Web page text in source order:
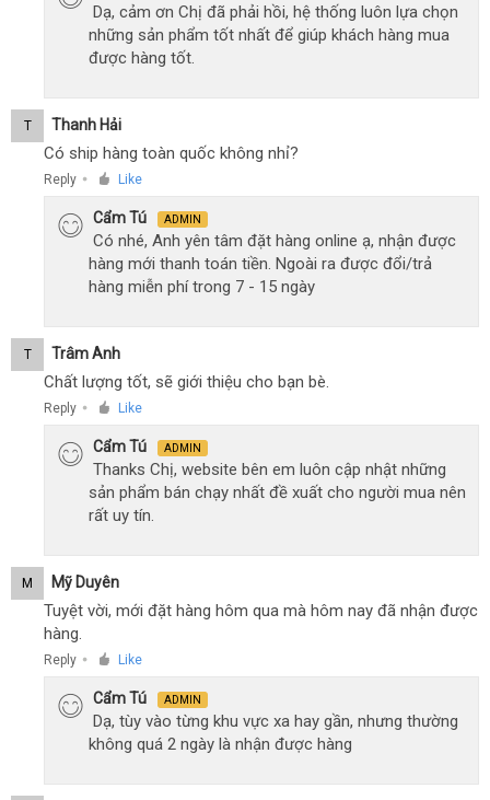
Dạ, cảm ơn Chị đã phải hồi, hệ thống luôn lựa chọn
những sản phẩm tốt nhất để giúp khách hàng mua
được hàng tốt.
T Thanh Hải
Có ship hàng toàn quốc không nhỉ?
Reply ● Like
Cẩm Tú ADMIN
Có nhé, Anh yên tâm đặt hàng online ạ, nhận được
hàng mới thanh toán tiền. Ngoài ra được đổi/trả
hàng miễn phí trong 7 - 15 ngày
T Trâm Anh
Chất lượng tốt, sẽ giới thiệu cho bạn bè.
Reply ● Like
Cẩm Tú ADMIN
Thanks Chị, website bên em luôn cập nhật những
sản phẩm bán chạy nhất đề xuất cho người mua nên
rất uy tín.
M Mỹ Duyên
Tuyệt vời, mới đặt hàng hôm qua mà hôm nay đã nhận được
hàng.
Reply ● Like
Cẩm Tú ADMIN
Dạ, tùy vào từng khu vực xa hay gần, nhưng thường
không quá 2 ngày là nhận được hàng